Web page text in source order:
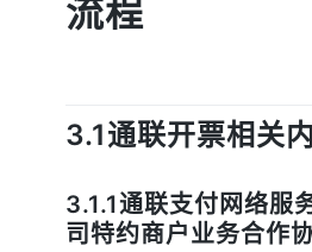
流程
3.1通联开票相关
3.1.1通联支付网络服
司特约商户业务合作